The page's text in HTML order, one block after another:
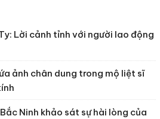
Lời cảnh tỉnh với người lao động
ảnh chân dung trong mộ liệt sĩ
Ninh khảo sát sự hài lòng của